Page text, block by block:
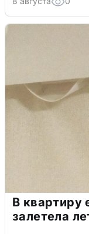
В квартиру
залетела